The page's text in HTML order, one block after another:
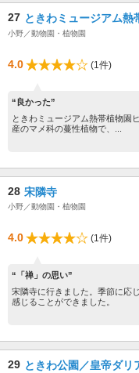
27 ときわミュージアム熱
小野／動物園・植物園
4.0 (1件)
“良かった”
ときわミュージアム熱帯植物園
産のマメ科の蔓性植物で、...
28 宋隣寺
小野／動物園・植物園
4.0 (1件)
“「禅」の思い”
宋隣寺に行きました。季節に応
感じることができました。
29 ときわ公園／皇帝ダリ